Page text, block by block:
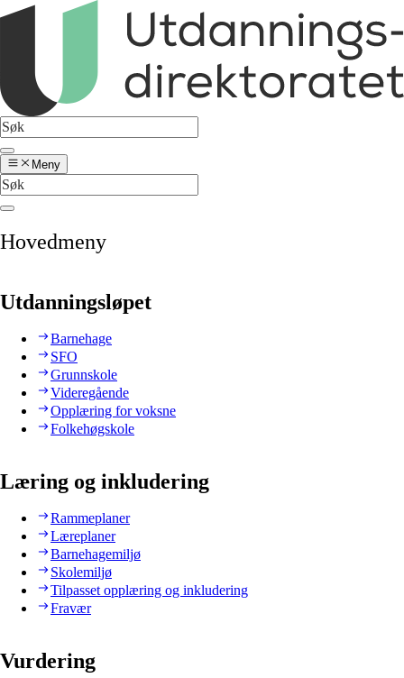
Meny
Hovedmeny
Utdanningsløpet
Barnehage
SFO
Grunnskole
Videregående
Opplæring for voksne
Folkehøgskole
Læring og inkludering
Rammeplaner
Læreplaner
Barnehagemiljø
Skolemiljø
Tilpasset opplæring og inkludering
Fravær
Vurdering